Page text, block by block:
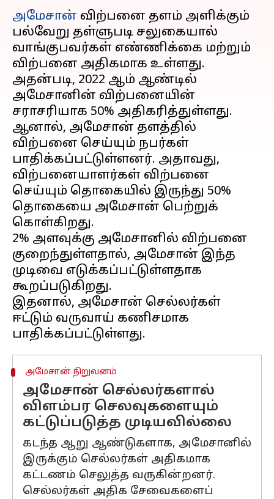
அமேசான் விற்பனை தளம் அளிக்கும்
பல்வேறு தள்ளுபடி சலுகையால்
வாங்குபவர்கள் எண்ணிக்கை மற்றும்
விற்பனை அதிகமாக உள்ளது.
அதன்படி, 2022 ஆம் ஆண்டில்
அமேசானின் விற்பனையின்
சராசரியாக 50% அதிகரித்துள்ளது.
ஆனால், அமேசான் தளத்தில்
விற்பனை செய்யும் நபர்கள்
பாதிக்கப்பட்டுள்ளனர். அதாவது,
விற்பனையாளர்கள் விற்பனை
செய்யும் தொகையில் இருந்து 50%
தொகையை அமேசான் பெற்றுக்
கொள்கிறது.
2% அளவுக்கு அமேசானில் விற்பனை
குறைந்துள்ளதால், அமேசான் இந்த
முடிவை எடுக்கப்பட்டுள்ளதாக
கூறப்படுகிறது.
இதனால், அமேசான் செல்லர்கள்
ஈட்டும் வருவாய் கணிசமாக
அமேசான் நிறுவனம்
அமேசான் செல்லர்களால்
விளம்பர செலவுகளையும்
கட்டுப்படுத்த முடியவில்லை
கடந்த ஆறு ஆண்டுகளாக, அமேசானில்
இருக்கும் செல்லர்கள் அதிகமாக
கட்டணம் செலுத்த வருகின்றனர்.
செல்லர்கள் அதிக சேவைகளைப்